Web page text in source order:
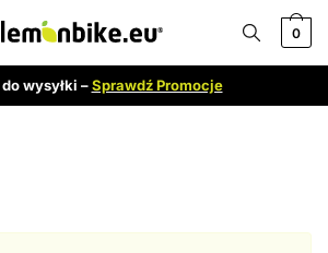
0
wysyłki –Sprawdź Promocje